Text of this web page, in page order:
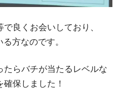
良くお会いしており、
方なのです。
たらバチが当たるレベルな
保しました！